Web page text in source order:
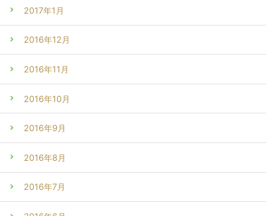
2017年1月
2016年12月
2016年11月
2016年10月
2016年9月
2016年8月
2016年7月